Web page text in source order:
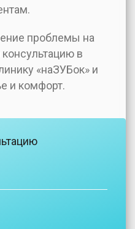
проблемы на
в
«наЗУБок» и
и комфорт.